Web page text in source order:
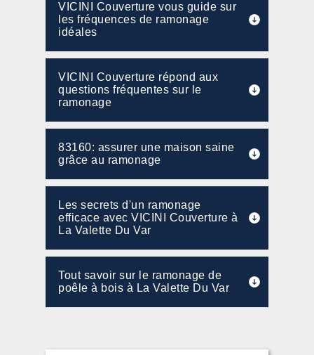
VICINI Couverture vous guide sur
les fréquences de ramonage
idéales
VICINI Couverture répond aux
questions fréquentes sur le
ramonage
83160: assurer une maison saine
grâce au ramonage
Les secrets d'un ramonage
efficace avec VICINI Couverture à
La Valette Du Var
Tout savoir sur le ramonage de
poêle à bois à La Valette Du Var